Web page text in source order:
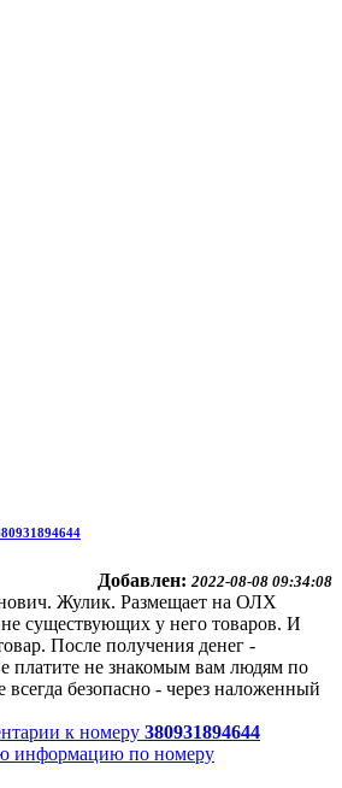
Добавлен: 2022-08-08 09:34:08
Жулик. Размещает на ОЛХ
существующих у него товаров. И
После получения денег -
платите не знакомым вам людям по
всегда безопасно - через наложенный
к номеру 380931894644
информацию по номеру